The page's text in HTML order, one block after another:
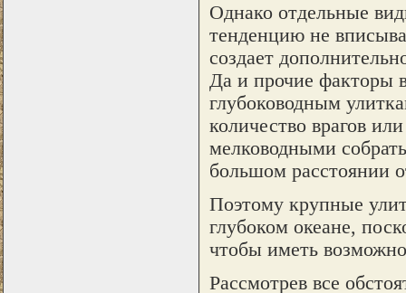
Однако отдельные
тенденцию не
создает
Да и прочие факторы
глубоководным
количество врагов
мелководными
большом расстоянии
Поэтому крупные
глубоком океане,
чтобы иметь
Рассмотрев все